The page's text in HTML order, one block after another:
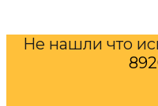
Не нашли что